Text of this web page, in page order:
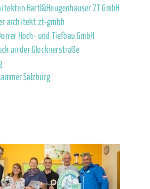
Hartl&Heugenhauser ZT GmbH
architekt zt-gmbh
Hoch- und Tiefbau GmbH
an der Glocknerstraße
Salzburg